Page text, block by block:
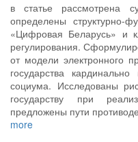
в статье рассмотрена
определены структурно-
«Цифровая Беларусь» и
регулирования.
от модели электронного
государства
социума. Исследованы
государству при
предложены пути
more